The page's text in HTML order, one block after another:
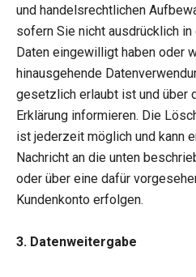
und handelsrechtlichen
sofern Sie nicht ausdrücklich
Daten eingewilligt haben oder
hinausgehende
gesetzlich erlaubt ist und über
Erklärung informieren. Die
ist jederzeit möglich und kann
Nachricht an die unten
oder über eine dafür
Kundenkonto erfolgen.
3. Datenweitergabe